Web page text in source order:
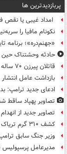
پربازدیدترین ها
امداد غیبی یا نقص
نکونام مافیا را
«جهنم‌دره»؛ برنامه
حادثه وحشتناک حین
قاتلان پیرزن ۷۰ ساله همدانی با ۵۰ گرم طلا دستگیر شدند
بازداشت عامل انتشار
ادعای جدید ترامپ:
تصاویر پهپاد ساقط
تصاویر جدید از
کشف ۳۱۰ گرم تریاک از معده مسافر اتوبوس در قاینات
وزیر جنگ سابق
مدیرعامل پرسپولیس